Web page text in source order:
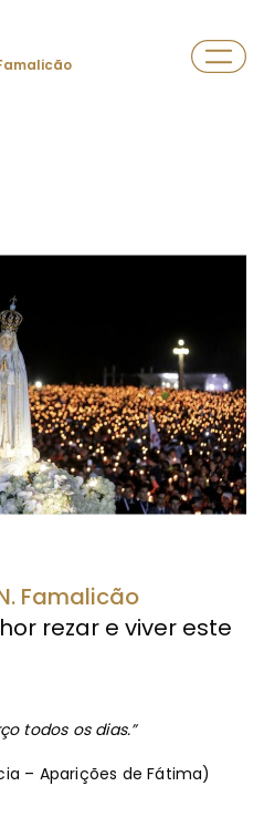
Famalicão
rezar e viver este
todos os dias.”
– Aparições de Fátima)